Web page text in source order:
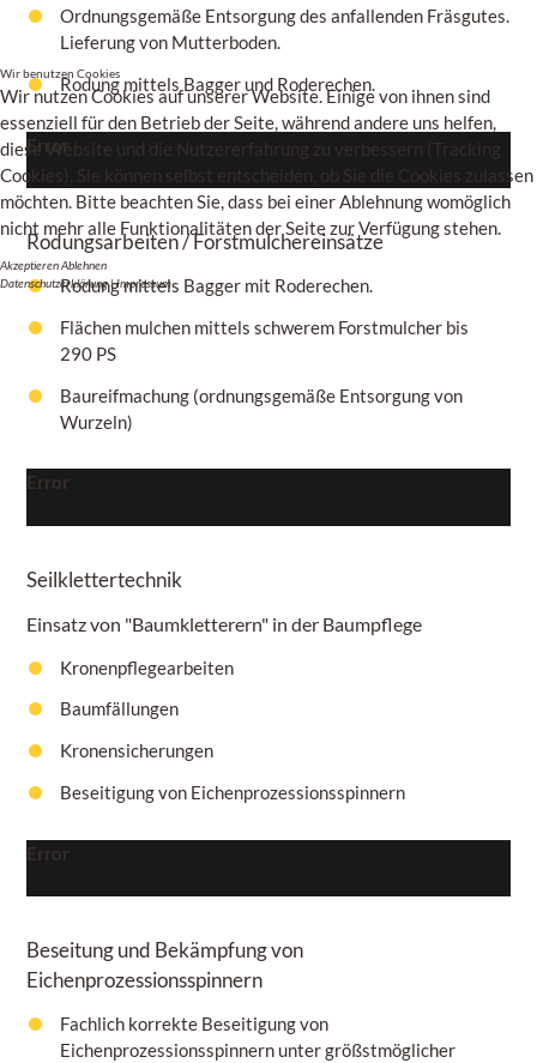
Ordnungsgemäße Entsorgung des anfallenden Fräsgutes.
Lieferung von Mutterboden.
Rodung mittels Bagger und Roderechen.
Error
Rodungsarbeiten / Forstmulchereinsätze
Rodung mittels Bagger mit Roderechen.
Flächen mulchen mittels schwerem Forstmulcher bis
290 PS
Baureifmachung (ordnungsgemäße Entsorgung von
Wurzeln)
Error
Seilklettertechnik
Einsatz von "Baumkletterern" in der Baumpflege
Kronenpflegearbeiten
Baumfällungen
Kronensicherungen
Beseitigung von Eichenprozessionsspinnern
Error
Beseitung und Bekämpfung von
Eichenprozessionsspinnern
Fachlich korrekte Beseitigung von
Eichenprozessionsspinnern unter größstmöglicher
Wir benutzen Cookies
Wir nutzen Cookies auf unserer Website. Einige von ihnen sind
essenziell für den Betrieb der Seite, während andere uns helfen,
diese Website und die Nutzererfahrung zu verbessern (Tracking
Cookies). Sie können selbst entscheiden, ob Sie die Cookies zulassen
möchten. Bitte beachten Sie, dass bei einer Ablehnung womöglich
nicht mehr alle Funktionalitäten der Seite zur Verfügung stehen.
AkzeptierenAblehnen
Datenschutzerklärung|Impressum